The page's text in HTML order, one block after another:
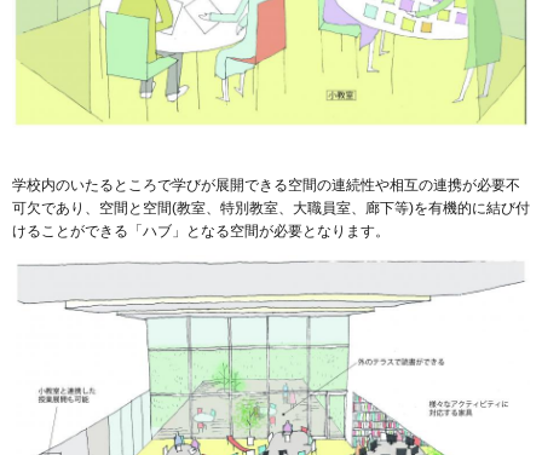
学校内のいたるところで学びが展開できる空間の連続性や相互の連携が必要不
可欠であり、空間と空間(教室、特別教室、大職員室、廊下等)を有機的に結び付
けることができる「ハブ」となる空間が必要となります。